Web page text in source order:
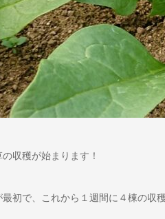
収穫が始まります！
初で、これから１週間に４棟の収